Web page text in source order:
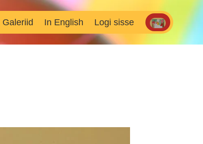
Galeriid In English Logi sisse